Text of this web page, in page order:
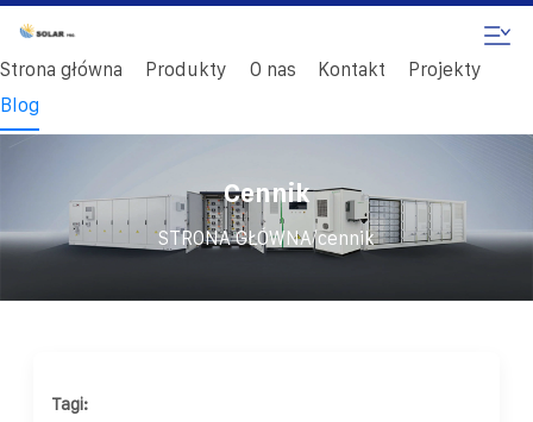
Strona główna Produkty O nas Kontakt
Projekty
Blog
Cennik
STRONA GŁÓWNA/cennik
Tagi: